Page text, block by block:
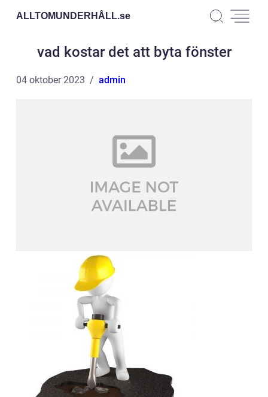
ALLTOMUNDERHÅLL.se
vad kostar det att byta fönster
04 oktober 2023 admin